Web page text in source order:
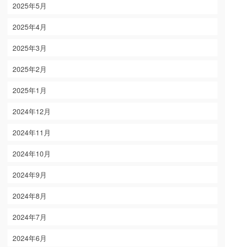
2025年5月
2025年4月
2025年3月
2025年2月
2025年1月
2024年12月
2024年11月
2024年10月
2024年9月
2024年8月
2024年7月
2024年6月